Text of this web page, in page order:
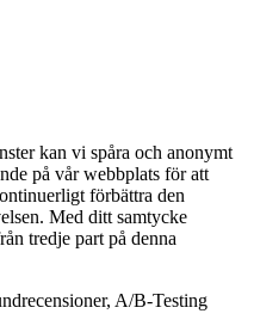
kan vi spåra och anonymt
på vår webbplats för att
förbättra den
Med ditt samtycke
tredje part på denna
A/B-Testing